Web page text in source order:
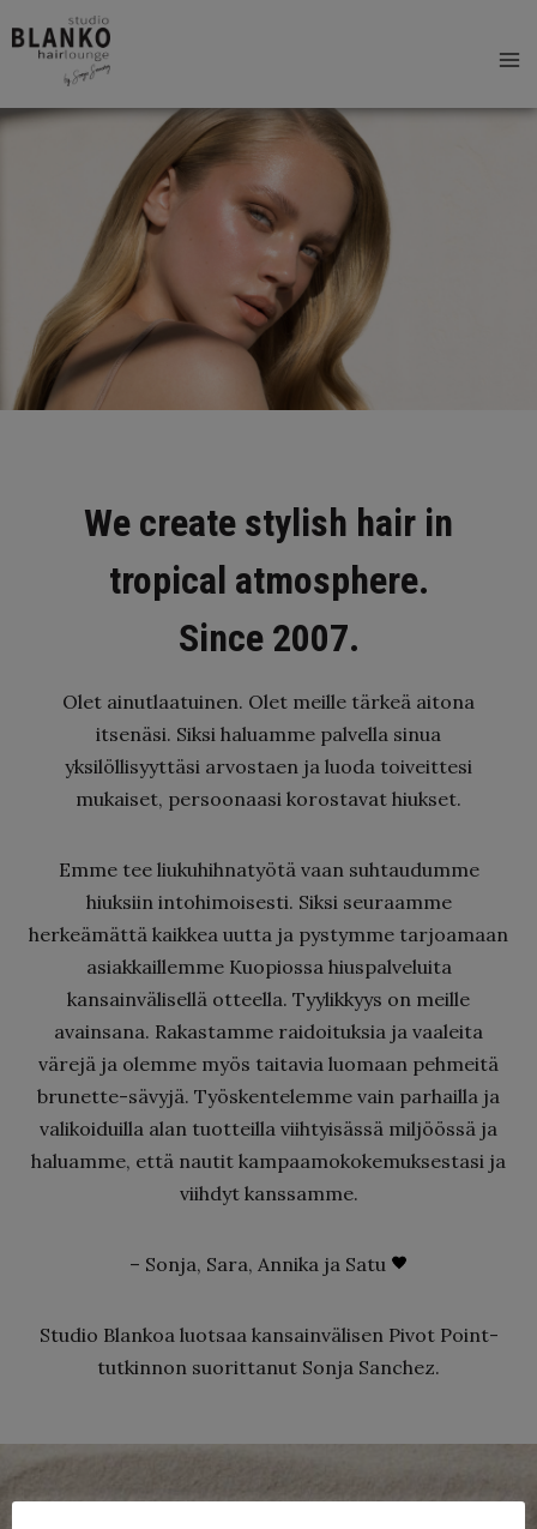
sisältöön
PALVELUT
We create stylish hair in
tropical atmosphere.
Since 2007.
Olet ainutlaatuinen. Olet meille tärkeä aitona
itsenäsi. Siksi haluamme palvella sinua
yksilöllisyyttäsi arvostaen ja luoda toiveittesi
mukaiset, persoonaasi korostavat hiukset.
Emme tee liukuhihnatyötä vaan suhtaudumme
hiuksiin intohimoisesti. Siksi seuraamme
herkeämättä kaikkea uutta ja pystymme tarjoamaan
asiakkaillemme Kuopiossa hiuspalveluita
kansainvälisellä otteella. Tyylikkyys on meille
avainsana. Rakastamme raidoituksia ja vaaleita
värejä ja olemme myös taitavia luomaan pehmeitä
brunette-sävyjä. Työskentelemme vain parhailla ja
valikoiduilla alan tuotteilla viihtyisässä miljöössä ja
haluamme, että nautit kampaamokokemuksestasi ja
viihdyt kanssamme.
– Sonja, Sara, Annika ja Satu
Studio Blankoa luotsaa kansainvälisen Pivot Point-
tutkinnon suorittanut Sonja Sanchez.